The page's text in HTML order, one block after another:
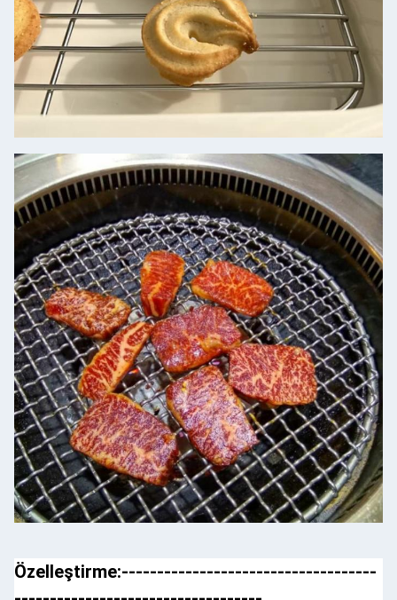
Özelleştirme:------------------------------------